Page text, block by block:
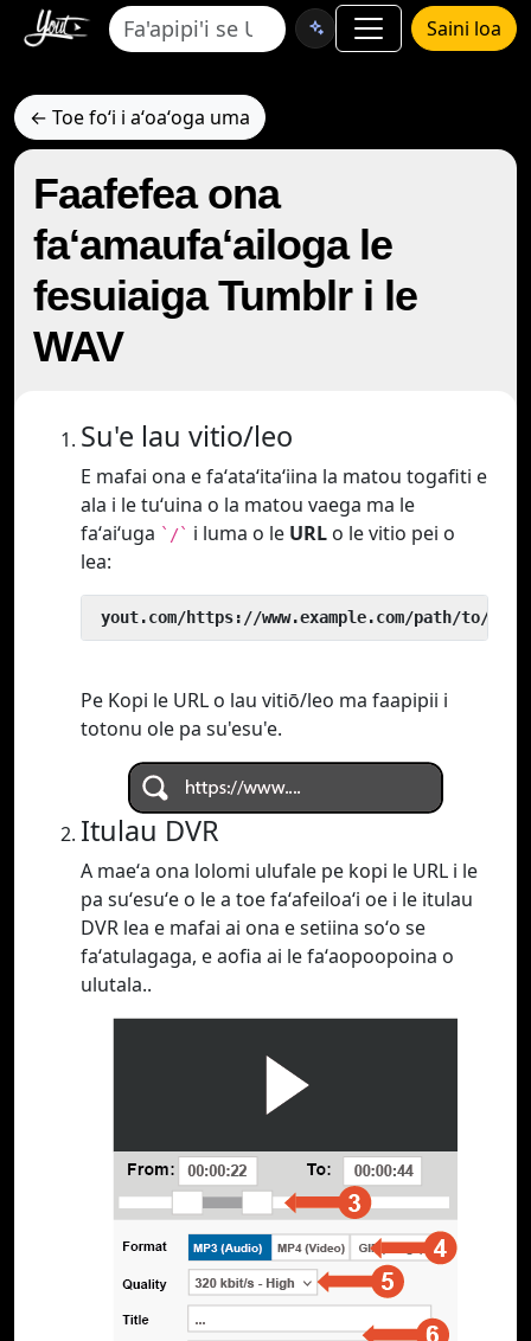
Saini loa
← Toe foʻi i aʻoaʻoga uma
Faafefea ona
faʻamaufaʻailoga le
fesuiaiga Tumblr i le
WAV
Su'e lau vitio/leo
E mafai ona e faʻataʻitaʻiina la matou togafiti e
ala i le tuʻuina o la matou vaega ma le
faʻaiʻuga `/` i luma o le URL o le vitio pei o
lea:
yout.com/https://www.example.com/path/to/
Pe Kopi le URL o lau vitiō/leo ma faapipii i
totonu ole pa su'esu'e.
Itulau DVR
A maeʻa ona lolomi ulufale pe kopi le URL i le
pa suʻesuʻe o le a toe faʻafeiloaʻi oe i le itulau
DVR lea e mafai ai ona e setiina soʻo se
faʻatulagaga, e aofia ai le faʻaopoopoina o
ulutala..